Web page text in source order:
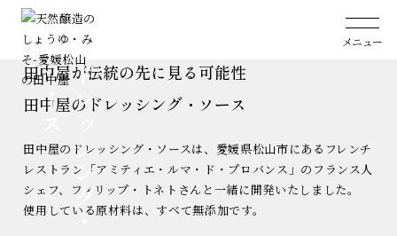
メニュー
ホーム ドレッシング・ソース
ド
レ
ッ
シ
ン
グ
・
ソ
ー
ス
田中屋が伝統の先に見る可能性
田中屋のドレッシング・ソース
田中屋のドレッシング・ソースは、愛媛県松山市にあるフレンチ
レストラン「アミティエ・ルマ・ド・プロバンス」のフランス人
シェフ、フィリップ・トネトさんと一緒に開発いたしました。
使用している原材料は、すべて無添加です。